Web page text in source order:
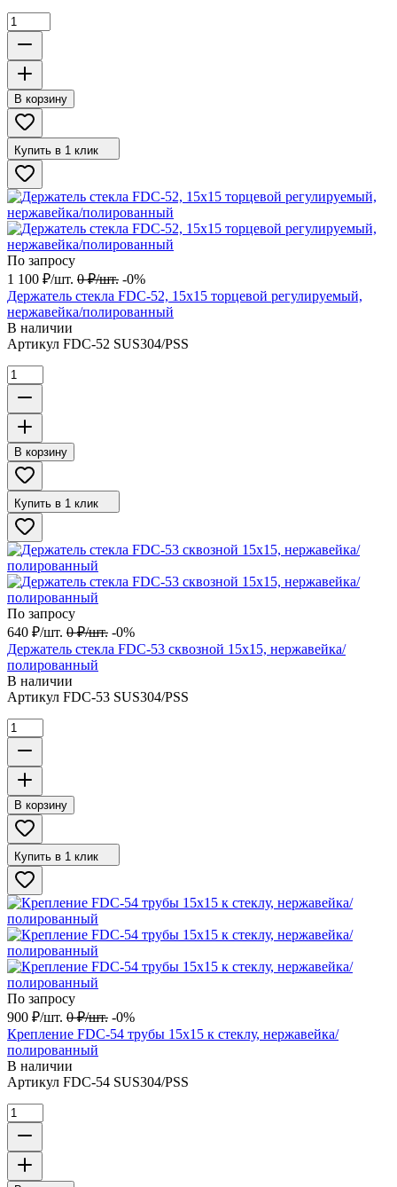
В корзину
Купить в 1 клик
По запросу
1 100 ₽/шт. 0 ₽/шт. -0%
Держатель стекла FDC-52, 15х15 торцевой регулируемый,
нержавейка/полированный
В наличии
Артикул FDC-52 SUS304/PSS
В корзину
Купить в 1 клик
По запросу
640 ₽/шт. 0 ₽/шт. -0%
Держатель стекла FDC-53 сквозной 15х15, нержавейка/
полированный
В наличии
Артикул FDC-53 SUS304/PSS
В корзину
Купить в 1 клик
По запросу
900 ₽/шт. 0 ₽/шт. -0%
Крепление FDC-54 трубы 15х15 к стеклу, нержавейка/
полированный
В наличии
Артикул FDC-54 SUS304/PSS